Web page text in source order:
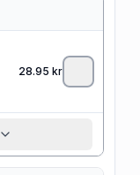
28.95 kr